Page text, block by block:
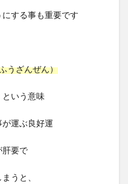
する事も重要です
うざんぜん）
という意味
運ぶ良好運
肝要で
うと、